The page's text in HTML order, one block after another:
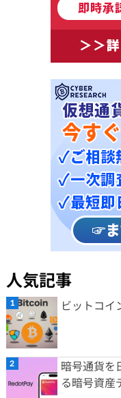
人気記事
ビットコ
暗号通貨を
る暗号資産